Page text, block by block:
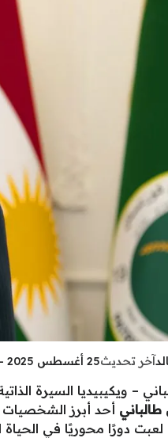
آخر تحديث25 أغسطس 2025 - 6:14ص
– ويكيبيديا السيرة
أحد أبرز الشخصيات
لعبت دورًا محوريًا في